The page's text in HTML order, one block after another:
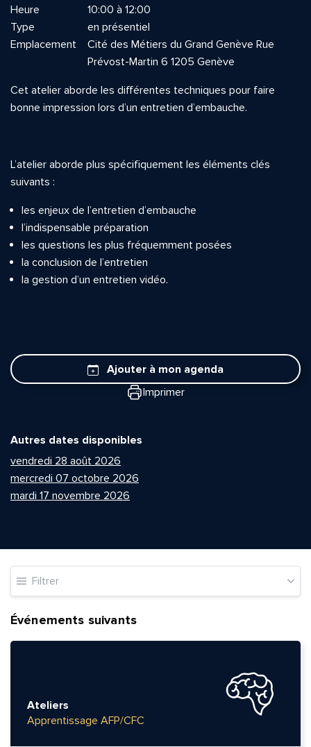
Heure
10:00 à 12:00
Type
en présentiel
Emplacement
Cité des Métiers du Grand Genève Rue
Prévost-Martin 6 1205 Genève
Cet atelier aborde les différentes techniques pour faire
bonne impression lors d’un entretien d’embauche.
L’atelier aborde plus spécifiquement les éléments clés
suivants :
les enjeux de l’entretien d’embauche
l’indispensable préparation
les questions les plus fréquemment posées
la conclusion de l’entretien
la gestion d’un entretien vidéo.
Ajouter à mon agenda
Imprimer
Autres dates disponibles
vendredi 28 août 2026
mercredi 07 octobre 2026
mardi 17 novembre 2026
Filtrer
Événements suivants
Ateliers
Apprentissage AFP/CFC